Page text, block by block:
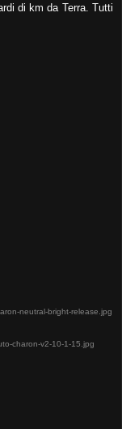
di km da Terra. Tutti
neutral-bright-release.jpg
charon-v2-10-1-15.jpg